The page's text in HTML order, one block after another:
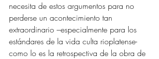
necesita de estos argumentos para no
perderse un acontecimiento tan
extraordinario –especialmente para los
estándares de la vida culta rioplatense-
como lo es la retrospectiva de la obra de